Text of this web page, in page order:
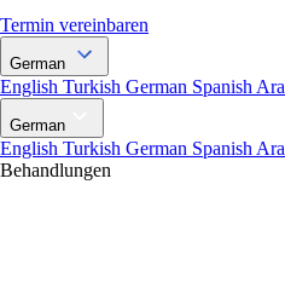
Termin vereinbaren
German
English Turkish German Spanish
German
English Turkish German Spanish
Behandlungen